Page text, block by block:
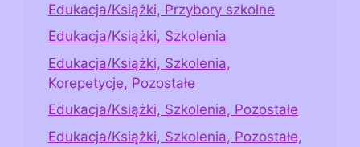
Edukacja/Książki, Przybory szkolne
Edukacja/Książki, Szkolenia
Edukacja/Książki, Szkolenia,
Korepetycje, Pozostałe
Edukacja/Książki, Szkolenia, Pozostałe
Edukacja/Książki, Szkolenia, Pozostałe,